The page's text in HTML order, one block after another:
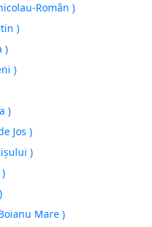
Român )
)
)
)
)
Jos )
)
Mare )